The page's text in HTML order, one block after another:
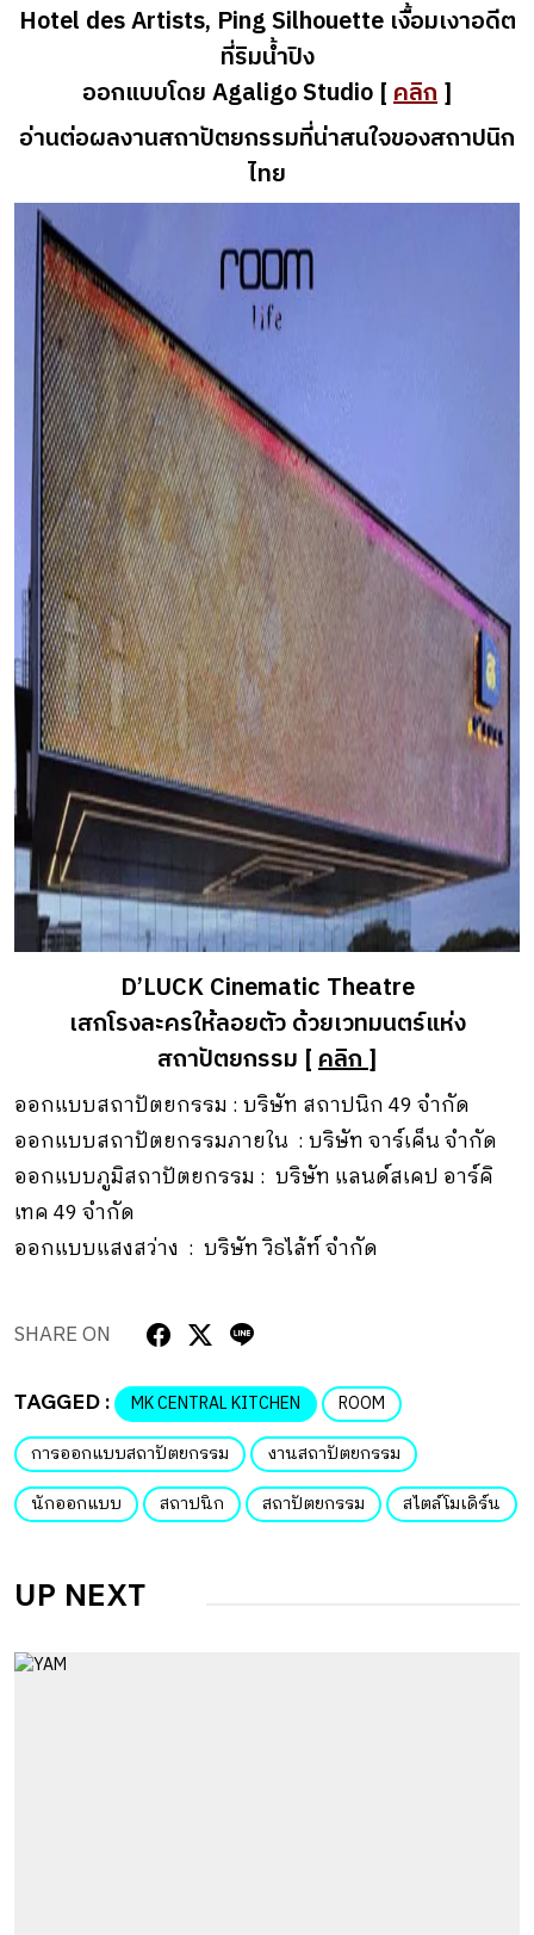
Hotel des Artists, Ping Silhouette เงื้อมเงาอดีต
ที่ริมน้ำปิง
ออกแบบโดย Agaligo Studio [คลิก]
อ่านต่อผลงานสถาปัตยกรรมที่น่าสนใจของสถาปนิก
ไทย
D’LUCK Cinematic Theatre
เสกโรงละครให้ลอยตัว ด้วยเวทมนตร์แห่ง
สถาปัตยกรรม [คลิก]
ออกแบบสถาปัตยกรรม : บริษัท สถาปนิก 49 จำกัด
ออกแบบสถาปัตยกรรมภายใน : บริษัท จาร์เค็น จำกัด
ออกแบบภูมิสถาปัตยกรรม : บริษัท แลนด์สเคป อาร์คิ
เทค 49 จำกัด
ออกแบบแสงสว่าง : บริษัท วิธไล้ท์ จำกัด
SHARE ON
TAGGED : MK CENTRAL KITCHEN
ROOM
การออกแบบสถาปัตยกรรม
งานสถาปัตยกรรม
นักออกแบบ
สถาปนิก สถาปัตยกรรม สไตล์โมเดิร์น
UP NEXT